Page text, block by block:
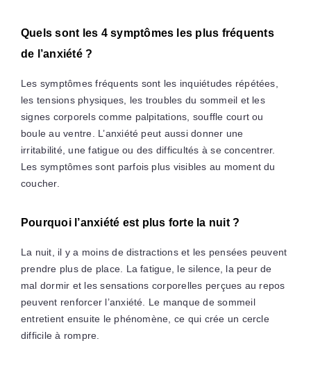
Quels sont les 4 symptômes les plus fréquents
de l’anxiété ?
Les symptômes fréquents sont les inquiétudes répétées,
les tensions physiques, les troubles du sommeil et les
signes corporels comme palpitations, souffle court ou
boule au ventre. L’anxiété peut aussi donner une
irritabilité, une fatigue ou des difficultés à se concentrer.
Les symptômes sont parfois plus visibles au moment du
coucher.
Pourquoi l’anxiété est plus forte la nuit ?
La nuit, il y a moins de distractions et les pensées peuvent
prendre plus de place. La fatigue, le silence, la peur de
mal dormir et les sensations corporelles perçues au repos
peuvent renforcer l’anxiété. Le manque de sommeil
entretient ensuite le phénomène, ce qui crée un cercle
difficile à rompre.